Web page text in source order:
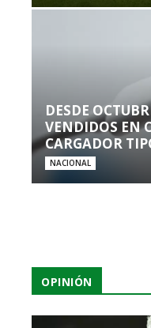
DESDE
VENDIDOS EN
CARGADOR
NACIONAL
OPINIÓN